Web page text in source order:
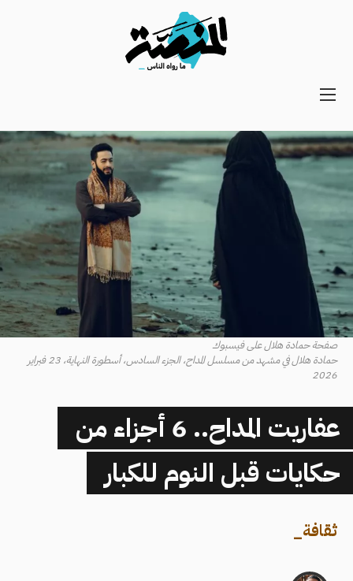
Main
Secondary
Navigation
صفحة حمادة هلال على فيسبوك
حمادة هلال في مشهد من مسلسل المداح، الجزء السادس، أسطورة النهاية، 23 فبراير
2026
عفاريت المداح.. 6 أجزاء من
حكايات قبل النوم للكبار
ثقافة_